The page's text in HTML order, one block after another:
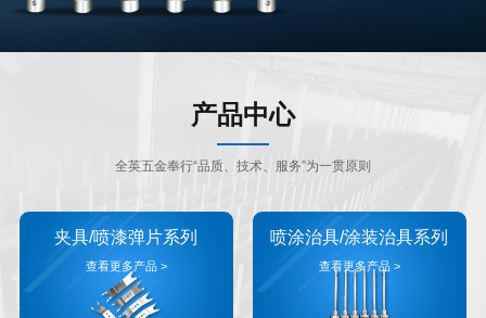
产品中心
全英五金奉行“品质、技术、服务”为一贯原则
夹具/喷漆弹片系列
查看更多产品 >
喷涂治具/涂装治具系列
查看更多产品 >